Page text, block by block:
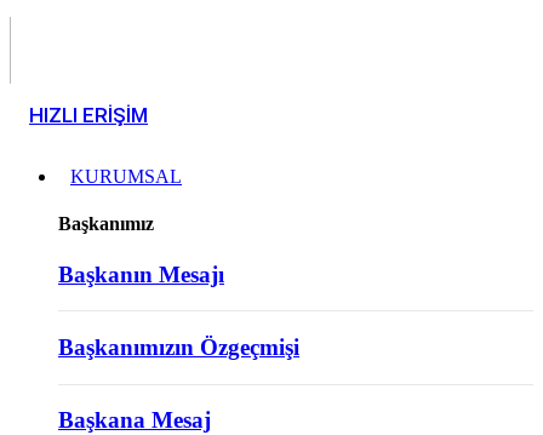
HIZLI ERİŞİM
KURUMSAL
Başkanımız
Başkanın Mesajı
Başkanımızın Özgeçmişi
Başkana Mesaj